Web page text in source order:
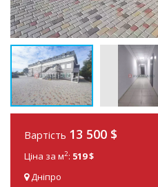
Вартість 13 500 $
Ціна за м2: 519 $
Дніпро